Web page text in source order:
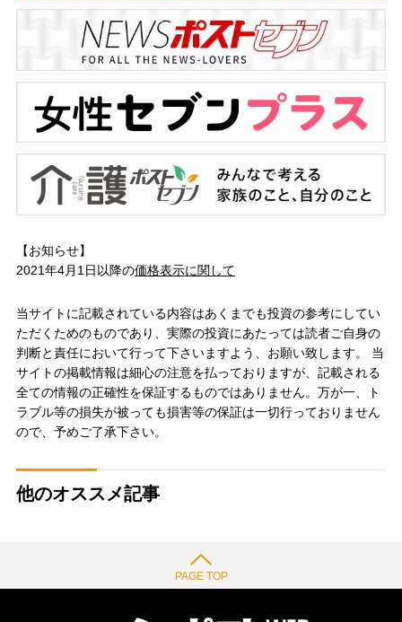
【お知らせ】
2021年4月1日以降の価格表示に関して
当サイトに記載されている内容はあくまでも投資の参考にしてい
ただくためのものであり、実際の投資にあたっては読者ご自身の
判断と責任において行って下さいますよう、お願い致します。 当
サイトの掲載情報は細心の注意を払っておりますが、記載される
全ての情報の正確性を保証するものではありません。万が一、ト
ラブル等の損失が被っても損害等の保証は一切行っておりません
ので、予めご了承下さい。
他のオススメ記事
PAGE TOP